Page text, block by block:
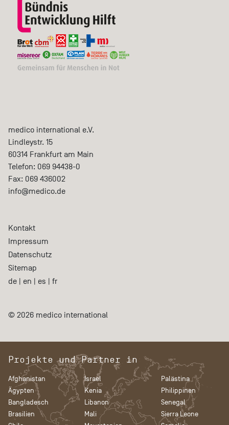
medico international e.V.
Lindleystr. 15
60314 Frankfurt am Main
Telefon: 069 94438-0
Fax: 069 436002
info@medico.de
Kontakt
Impressum
Datenschutz
Sitemap
de | en | es | fr
© 2026 medico international
Projekte und Partner in
Afghanistan
Ägypten
Bangladesch
Brasilien
Israel
Kenia
Libanon
Mali
Palästina
Philippinen
Senegal
Sierra Leone